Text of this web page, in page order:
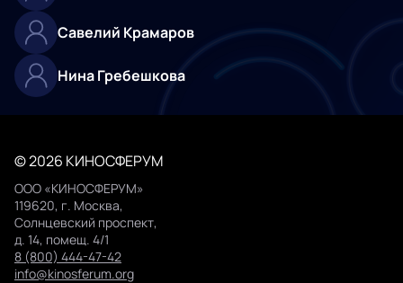
Савелий Крамаров
Нина Гребешкова
© 2026 КИНОСФЕРУМ
ООО «КИНОСФЕРУМ»
119620, г. Москва,
Солнцевский проспект,
д. 14, помещ. 4/1
8 (800) 444-47-42
info@kinosferum.org